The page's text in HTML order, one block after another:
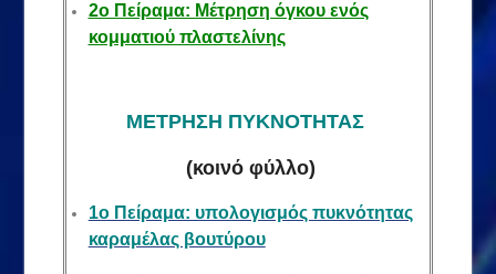
2ο Πείραμα: Μέτρηση όγκου ενός
κομματιού πλαστελίνης
ΜΕΤΡΗΣΗ ΠΥΚΝΟΤΗΤΑΣ
(κοινό φύλλο)
1ο Πείραμα: υπολογισμός πυκνότητας
καραμέλας βουτύρου